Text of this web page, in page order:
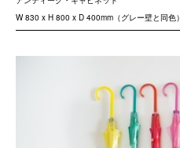
W 830 x H 800 x D 400mm（グレー壁と同色）